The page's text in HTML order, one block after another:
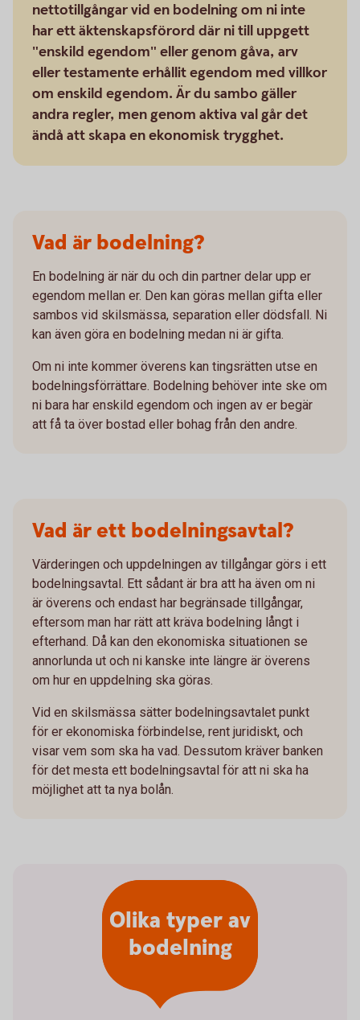
nettotillgångar vid en bodelning om ni inte
har ett äktenskapsförord där ni till uppgett
"enskild egendom" eller genom gåva, arv
eller testamente erhållit egendom med villkor
om enskild egendom. Är du sambo gäller
andra regler, men genom aktiva val går det
ändå att skapa en ekonomisk trygghet.
Vad är bodelning?
En bodelning är när du och din partner delar upp er
egendom mellan er. Den kan göras mellan gifta eller
sambos vid skilsmässa, separation eller dödsfall. Ni
kan även göra en bodelning medan ni är gifta.
Om ni inte kommer överens kan tingsrätten utse en
bodelningsförrättare. Bodelning behöver inte ske om
ni bara har enskild egendom och ingen av er begär
att få ta över bostad eller bohag från den andre.
Vad är ett bodelningsavtal?
Värderingen och uppdelningen av tillgångar görs i ett
bodelningsavtal. Ett sådant är bra att ha även om ni
är överens och endast har begränsade tillgångar,
eftersom man har rätt att kräva bodelning långt i
efterhand. Då kan den ekonomiska situationen se
annorlunda ut och ni kanske inte längre är överens
om hur en uppdelning ska göras.
Vid en skilsmässa sätter bodelningsavtalet punkt
för er ekonomiska förbindelse, rent juridiskt, och
visar vem som ska ha vad. Dessutom kräver banken
för det mesta ett bodelningsavtal för att ni ska ha
möjlighet att ta nya bolån.
Olika typer av
bodelning